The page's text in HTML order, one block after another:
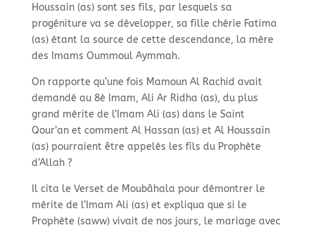
Houssain (as) sont ses fils, par lesquels sa
progéniture va se développer, sa fille chérie Fatima
(as) étant la source de cette descendance, la mère
des Imams Oummoul Aymmah.
On rapporte qu’une fois Mamoun Al Rachid avait
demandé au 8è Imam, Ali Ar Ridha (as), du plus
grand mérite de l’Imam Ali (as) dans le Saint
Qour’an et comment Al Hassan (as) et Al Houssain
(as) pourraient être appelés les fils du Prophète
d’Allah ?
Il cita le Verset de Moubâhala pour démontrer le
mérite de l’Imam Ali (as) et expliqua que si le
Prophète (saww) vivait de nos jours, le mariage avec